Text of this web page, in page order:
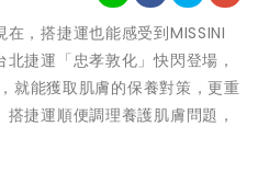
，搭捷運也能感受到MISSINI
北捷運「忠孝敦化」快閃登場，
就能獲取肌膚的保養對策，更重
捷運順便調理養護肌膚問題，